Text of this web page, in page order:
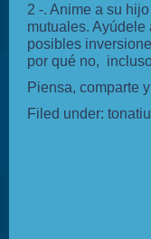
2 -. Anime a su
mutuales.
posibles
por qué no,
Piensa, comparte
Filed under: